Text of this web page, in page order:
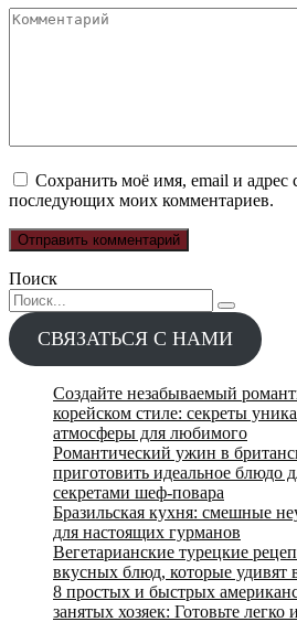
Комментарий
Сохранить моё имя, email и адрес
последующих моих комментариев.
Поиск
Search
for:
СВЯЗАТЬСЯ С НАМИ
Создайте незабываемый
корейском стиле: секреты
атмосферы для любимого
Романтический ужин в
приготовить идеальное блюдо
секретами шеф-повара
Бразильская кухня: смешные
для настоящих гурманов
Вегетарианские турецкие
вкусных блюд, которые удивят
8 простых и быстрых
занятых хозяек: Готовьте легко